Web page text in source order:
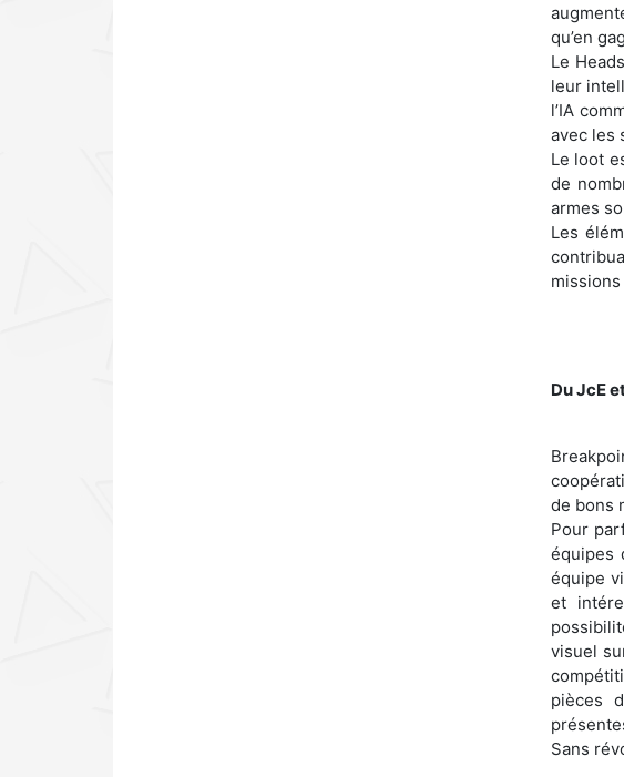
qu’en
Le
leur
l’IA
avec les
Le loot
de
armes
Les
Du JcE
de bons
Pour
équipes
équipe
et
visuel
pièces
Sans